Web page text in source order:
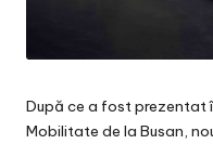
După ce a fost prezentat
Mobilitate de la Busan,